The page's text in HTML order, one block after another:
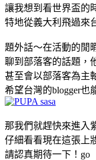
讓我想到看世界盃的
特地從義大利飛過來
題外話～在活動的閒
聊到部落客的話題，
甚至會以部落客為主
希望台灣的blogger也
那我們就趕快來進入
仔細看看現在這張上
請認真期待一下！go